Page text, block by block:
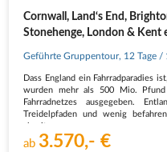
Cornwall, Land‘s End,
Stonehenge, London & Kent
Geführte Gruppentour, 12 Tage /
Dass England ein Fahrradparadies
wurden mehr als 500 Mio.
Fahrradnetzes ausgegeben.
Treidelpfaden und wenig
ab 3.570,- €